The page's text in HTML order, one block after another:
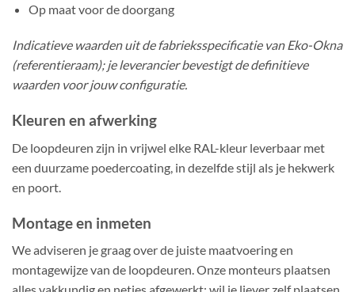
Op maat voor de doorgang
Indicatieve waarden uit de fabrieksspecificatie van Eko-Okna
(referentieraam); je leverancier bevestigt de definitieve
waarden voor jouw configuratie.
Kleuren en afwerking
De loopdeuren zijn in vrijwel elke RAL-kleur leverbaar met
een duurzame poedercoating, in dezelfde stijl als je hekwerk
en poort.
Montage en inmeten
We adviseren je graag over de juiste maatvoering en
montagewijze van de loopdeuren. Onze monteurs plaatsen